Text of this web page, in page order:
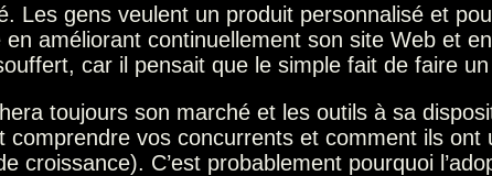
Les gens veulent un produit personnalisé et
améliorant continuellement son site Web et
car il pensait que le simple fait de faire
toujours son marché et les outils à sa
vos concurrents et comment ils
croissance). C’est probablement pourquoi